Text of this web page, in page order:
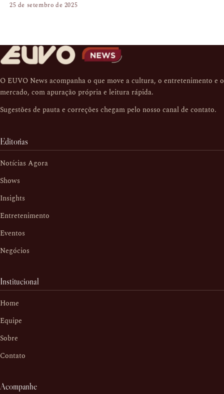
25 de setembro de 2025
O EUVO News acompanha o que move a cultura, o entretenimento e o
mercado, com apuração própria e leitura rápida.
Sugestões de pauta e correções chegam pelo nosso canal de contato.
Editorias
Notícias Agora
Shows
Insights
Entretenimento
Eventos
Negócios
Institucional
Home
Equipe
Sobre
Contato
Acompanhe